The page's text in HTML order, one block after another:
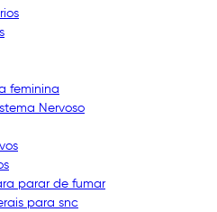
feminina
Nervoso
parar de fumar
para snc